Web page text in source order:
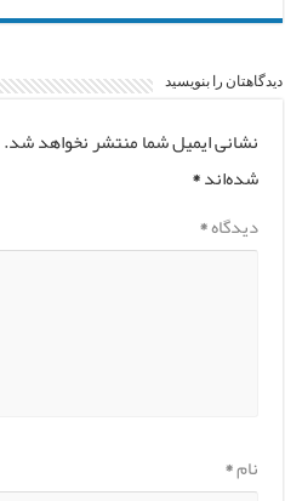
دیدگاهتان را بنویسید
نشانی ایمیل شما منتشر نخواهد شد.
شده‌اند*
دیدگاه*
نام*